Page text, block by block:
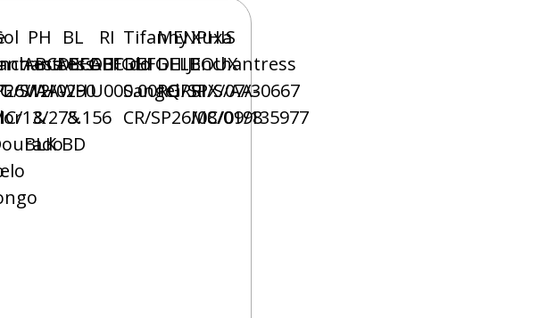
12/0290
S/AA-
13/275.156
PH
ABCDEFGHI
WH
&
BLK
BL
ABCDEFGHI
WH
&
BD
RI
ABCDEFGHIJ
U000.001QRSI
Tifanny
do
Sangel
CR/SP26/08/0198
MENPHIS
DELBOUX
RG/SPX/07/30667
Xuxa
Enchantress
RI/S/AA-
MC/09/135977